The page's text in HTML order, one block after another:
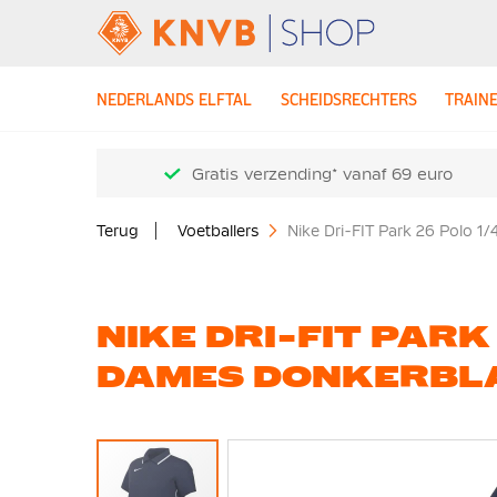
NEDERLANDS ELFTAL SCHEIDSRECHTERS
Gratis verzending* vanaf 69 euro
Terug Voetballers Nike Dri-FIT Park 26 Polo
NIKE DRI-FIT
DAMES
Ga